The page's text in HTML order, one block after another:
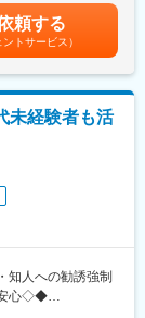
が、3月の短期業
ます。
やフレックス制
、3～5年に一度
一人が主体的に
代理店営業から広
ど幅広い部門へ
「Aflac Assist」が
6万円/月）と住
給がございます。
て上下する可能
記です。
頼する
ントサービス）
未経験者も活
人への勧誘強制
安心◇◆